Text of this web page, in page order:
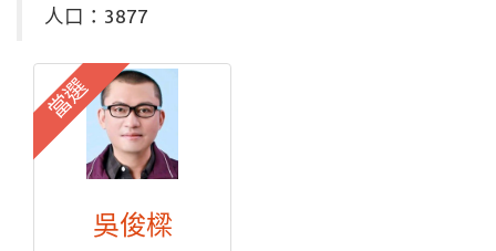
人口：3877
當選
吳俊樑